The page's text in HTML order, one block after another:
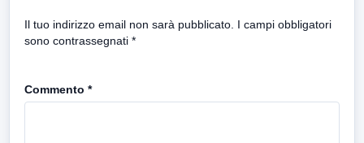
Il tuo indirizzo email non sarà pubblicato. I campi obbligatori
sono contrassegnati *
Commento *